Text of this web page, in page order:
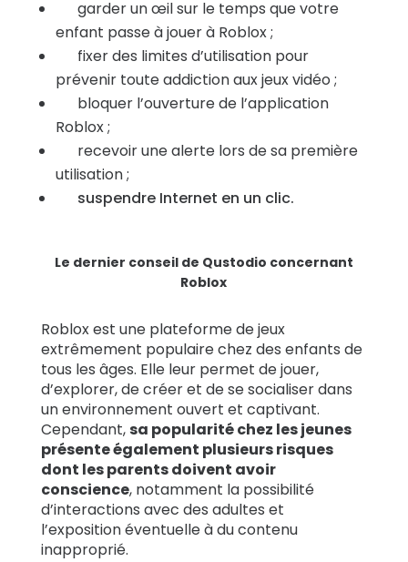
garder un œil sur le temps que votre
enfant passe à jouer à Roblox ;
fixer des limites d’utilisation pour
prévenir toute addiction aux jeux vidéo ;
bloquer l’ouverture de l’application
Roblox ;
recevoir une alerte lors de sa première
utilisation ;
suspendre Internet en un clic.
Le dernier conseil de Qustodio concernant
Roblox
Roblox est une plateforme de jeux
extrêmement populaire chez des enfants de
tous les âges. Elle leur permet de jouer,
d’explorer, de créer et de se socialiser dans
un environnement ouvert et captivant.
Cependant, sa popularité chez les jeunes
présente également plusieurs risques
dont les parents doivent avoir
conscience, notamment la possibilité
d’interactions avec des adultes et
l’exposition éventuelle à du contenu
inapproprié.